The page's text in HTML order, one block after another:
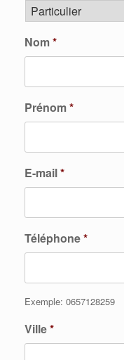
Nom*
Prénom*
E-mail*
Téléphone*
Exemple: 0657128259
Ville*